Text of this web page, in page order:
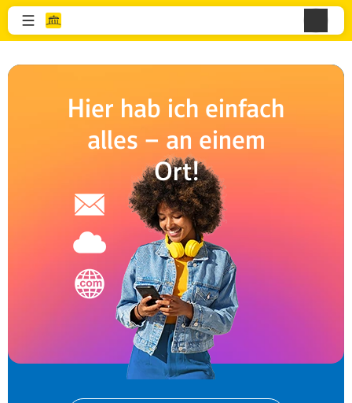
Hier hab ich einfach
alles – an einem
Ort!